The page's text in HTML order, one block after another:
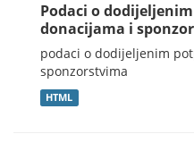
Podaci o
donacijama i
podaci o dodijeljenim
sponzorstvima
HTML